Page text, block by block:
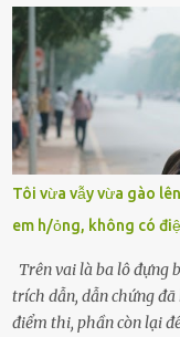
có tin tức. Mọi gánh
cụ Nguyễn Thị Đào –
Trí là học sinh giỏi
làm thuê, biết đi cày
trong làng thương lắm,
nên ông này bà nọ đó!”
cái tên mẹ đặt lúc còn
giữa mùa đông. Nhưng
thì chỉ toàn đất sỏi đá
Khoa Hà...
Tôi vừa vẫy vừa gào
em h/ỏng, không có
Trên vai là ba lô đựng
trích dẫn, dẫn chứng
điểm thi, phần còn lại